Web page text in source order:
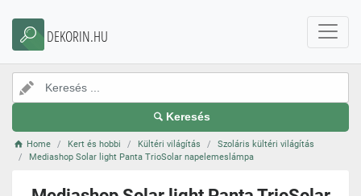
DEKORIN.HU
Keresés
Home Kert és hobbi Kültéri világítás
Szoláris kültéri világítás
Mediashop Solar light Panta TrioSolar napelemeslámpa